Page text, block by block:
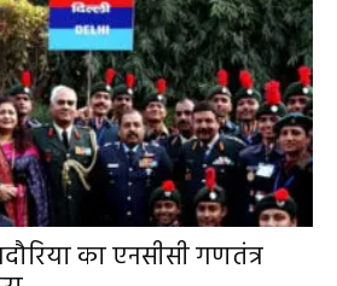
का एनसीसी गणतंत्र